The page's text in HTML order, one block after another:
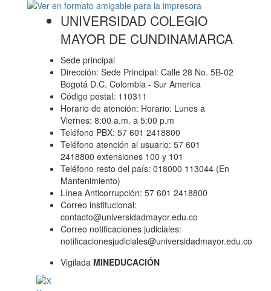
UNIVERSIDAD COLEGIO
MAYOR DE CUNDINAMARCA
Sede principal
Dirección: Sede Principal: Calle 28 No. 5B-02
Bogotá D.C. Colombia - Sur America
Código postal: 110311
Horario de atención: Horario: Lunes a
Viernes: 8:00 a.m. a 5:00 p.m
Teléfono PBX: 57 601 2418800
Teléfono atención al usuario: 57 601
2418800 extensiones 100 y 101
Teléfono resto del país: 018000 113044 (En
Mantenimiento)
Línea Anticorrupción: 57 601 2418800
Correo institucional:
contacto@universidadmayor.edu.co
Correo notificaciones judiciales:
notificacionesjudiciales@universidadmayor.edu.co
Vigilada MINEDUCACIÓN